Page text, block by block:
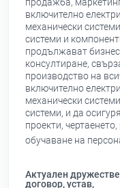
продажба,
включително
механически
системи и
продължават
консултиране,
производство на
включително
механически
системи, и да
проекти,
обучаване на
Актуален
договор, устав,